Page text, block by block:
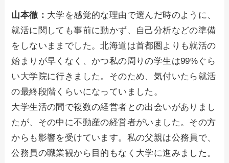
山本徹： 大学を感覚的な理由で選んだ時のように、
就活に関しても事前に動かず、自己分析などの準備
をしないままでした。北海道は首都圏よりも就活の
始まりが早くなく、かつ私の周りの学生は99%ぐら
い大学院に行きました。そのため、気付いたら就活
の最終段階くらいになっていました。
大学生活の間で複数の経営者との出会いがありまし
たが、その中に不動産の経営者がいました。その方
からも影響を受けています。私の父親は公務員で、
公務員の職業観から目的もなく大学に進みました。